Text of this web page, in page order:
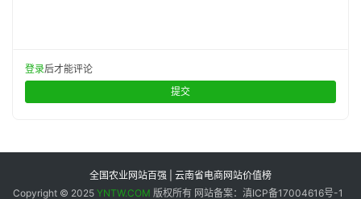
登录后才能评论
提交
全国农业网站百强 | 云南省电商网站价值榜
Copyright © 2025 YNTW.COM 版权所有 网站备案：滇ICP备17004616号-1